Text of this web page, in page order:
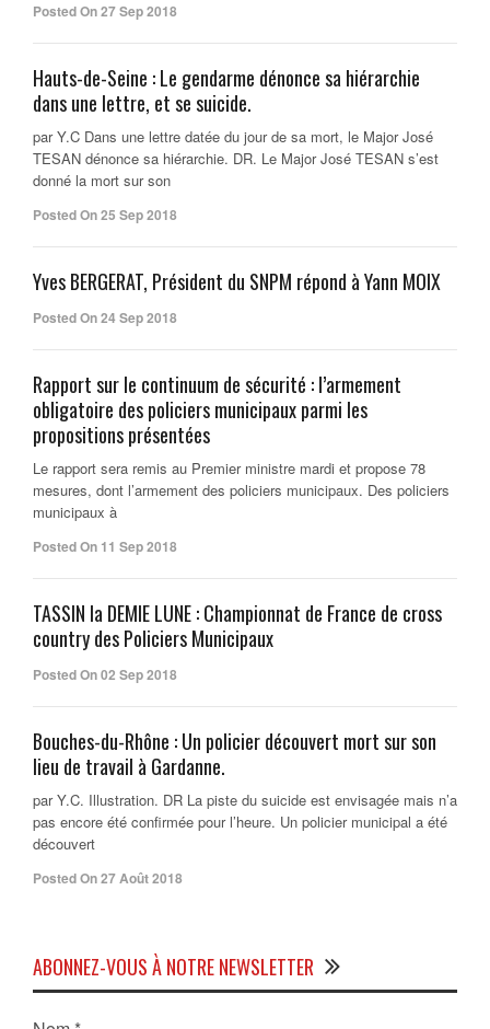
Posted On 27 Sep 2018
Hauts-de-Seine : Le gendarme dénonce sa hiérarchie
dans une lettre, et se suicide.
par Y.C Dans une lettre datée du jour de sa mort, le Major José
TESAN dénonce sa hiérarchie. DR. Le Major José TESAN s’est
donné la mort sur son
Posted On 25 Sep 2018
Yves BERGERAT, Président du SNPM répond à Yann MOIX
Posted On 24 Sep 2018
Rapport sur le continuum de sécurité : l’armement
obligatoire des policiers municipaux parmi les
propositions présentées
Le rapport sera remis au Premier ministre mardi et propose 78
mesures, dont l’armement des policiers municipaux. Des policiers
municipaux à
Posted On 11 Sep 2018
TASSIN la DEMIE LUNE : Championnat de France de cross
country des Policiers Municipaux
Posted On 02 Sep 2018
Bouches-du-Rhône : Un policier découvert mort sur son
lieu de travail à Gardanne.
par Y.C. Illustration. DR La piste du suicide est envisagée mais n’a
pas encore été confirmée pour l’heure. Un policier municipal a été
découvert
Posted On 27 Août 2018
ABONNEZ-VOUS À NOTRE NEWSLETTER